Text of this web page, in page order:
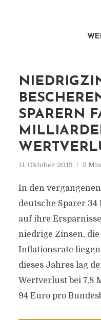
SPARERN
11. Oktober 2019 2
In den
deutsche Sparer
auf ihre
niedrige Zinsen,
Inflationsrate
dieses Jahres lag
Wertverlust bei 7,8
94 Euro pro